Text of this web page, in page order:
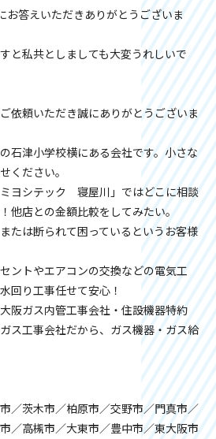
お答えいただきありがとうございま
と私共としましても大変うれしいで
依頼いただき誠にありがとうございま
石津小学校横にある会社です。小さな
ください。
ヨシテック 寝屋川」ではどこに相談
他店との金額比較をしてみたい。
たは断られて困っているというお客様
ントやエアコンの交換などの電気工
回り工事任せて安心！
阪ガス内管工事会社・住設機器特約
ス工事会社だから、ガス機器・ガス給
／茨木市／柏原市／交野市／門真市／
／高槻市／大東市／豊中市／東大阪市